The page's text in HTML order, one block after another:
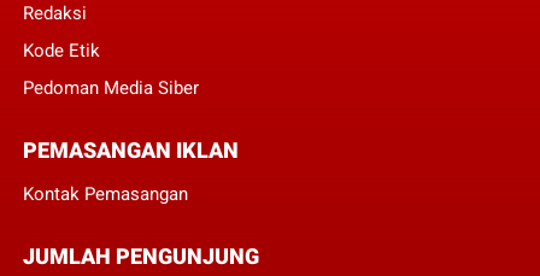
Redaksi
Kode Etik
Pedoman Media Siber
PEMASANGAN IKLAN
Kontak Pemasangan
JUMLAH PENGUNJUNG